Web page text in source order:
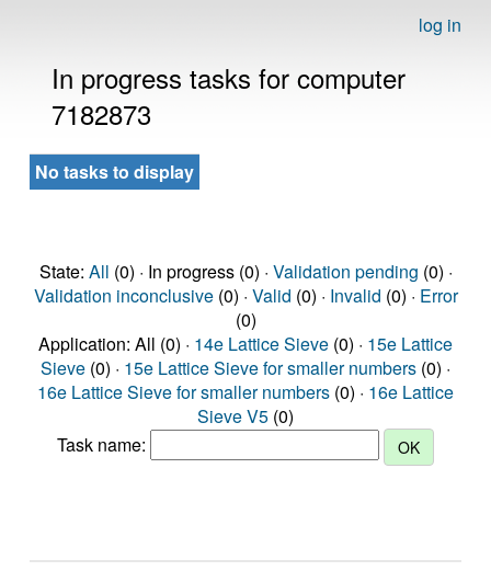
log in
In progress tasks for computer
7182873
No tasks to display
State: All (0) · In progress (0) · Validation pending (0) ·
Validation inconclusive(0) · Valid (0) · Invalid (0) · Error
(0)
Application: All (0) · 14e Lattice Sieve (0) · 15e Lattice
Sieve (0) · 15e Lattice Sieve for smaller numbers (0) ·
16e Lattice Sieve for smaller numbers (0) · 16e Lattice
Sieve V5 (0)
Task name: